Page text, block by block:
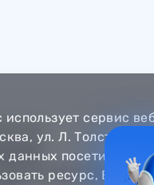
Тюменской
использует сервис
ул. Л. Толстого,
данных посетителей
ресурс, Вы